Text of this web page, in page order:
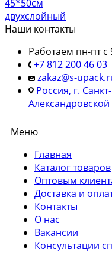
45*50см
двухслойный
Наши контакты
Работаем пн-пт с
+7 812 200 46 03
zakaz@s-
Россия, г.
Меню
Главная
Каталог товаров
Оптовым
Доставка и
Контакты
О нас
Вакансии
Консультации